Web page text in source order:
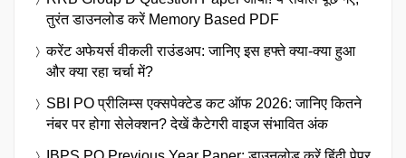
तुरंत डाउनलोड करें Memory Based PDF
करेंट अफेयर्स वीकली राउंडअप: जानिए इस हफ्ते क्या-क्या हुआ
और क्या रहा चर्चा में?
SBI PO प्रीलिम्स एक्सपेक्टेड कट ऑफ 2026: जानिए कितने
नंबर पर होगा सेलेक्शन? देखें कैटेगरी वाइज संभावित अंक